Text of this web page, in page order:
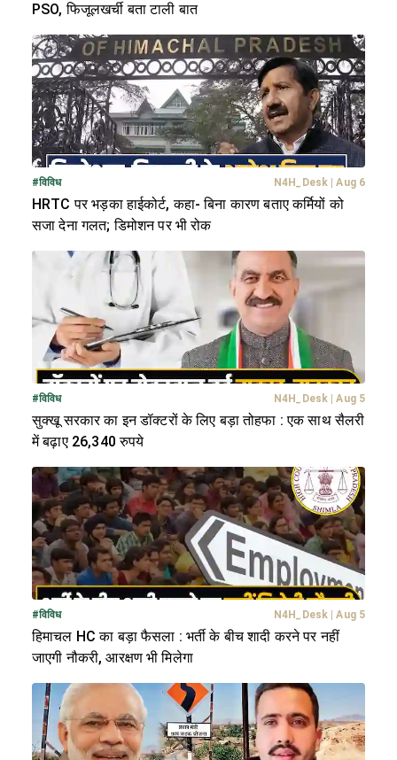
PSO, फिजूलखर्ची बता टाली बात
#विविध N4H_Desk Aug 6
HRTC पर भड़का हाईकोर्ट, कहा- बिना कारण बताए कर्मियों को
सजा देना गलत; डिमोशन पर भी रोक
#विविध N4H_Desk Aug 5
सुक्खू सरकार का इन डॉक्टरों के लिए बड़ा तोहफा : एक साथ सैलरी
में बढ़ाए 26,340 रुपये
#विविध N4H_Desk Aug 5
हिमाचल HC का बड़ा फैसला : भर्ती के बीच शादी करने पर नहीं
जाएगी नौकरी, आरक्षण भी मिलेगा